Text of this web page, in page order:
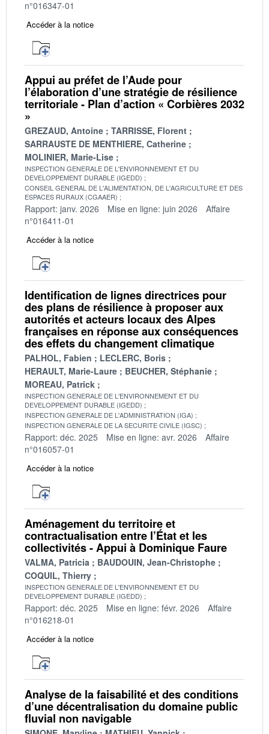
n°016347-01
Accéder à la notice
Appui au préfet de l’Aude pour
l’élaboration d’une stratégie de résilience
territoriale - Plan d’action « Corbières 2032
»
GREZAUD, Antoine
TARRISSE, Florent
SARRAUSTE DE MENTHIERE, Catherine
MOLINIER, Marie-Lise
INSPECTION GENERALE DE L'ENVIRONNEMENT ET DU
DEVELOPPEMENT DURABLE (IGEDD)
CONSEIL GENERAL DE L'ALIMENTATION, DE L'AGRICULTURE ET DES
ESPACES RURAUX (CGAAER)
Rapport: janv. 2026 Mise en ligne: juin 2026
Affaire
n°016411-01
Accéder à la notice
Identification de lignes directrices pour
des plans de résilience à proposer aux
autorités et acteurs locaux des Alpes
françaises en réponse aux conséquences
des effets du changement climatique
PALHOL, Fabien
LECLERC, Boris
HERAULT, Marie-Laure
BEUCHER, Stéphanie
MOREAU, Patrick
INSPECTION GENERALE DE L'ENVIRONNEMENT ET DU
DEVELOPPEMENT DURABLE (IGEDD)
INSPECTION GENERALE DE L'ADMINISTRATION (IGA)
INSPECTION GENERALE DE LA SECURITE CIVILE (IGSC)
Rapport: déc. 2025 Mise en ligne: avr. 2026
Affaire
n°016057-01
Accéder à la notice
Aménagement du territoire et
contractualisation entre l’État et les
collectivités - Appui à Dominique Faure
VALMA, Patricia
BAUDOUIN, Jean-Christophe
COQUIL, Thierry
INSPECTION GENERALE DE L'ENVIRONNEMENT ET DU
DEVELOPPEMENT DURABLE (IGEDD)
Rapport: déc. 2025 Mise en ligne: févr. 2026
Affaire
n°016218-01
Accéder à la notice
Analyse de la faisabilité et des conditions
d’une décentralisation du domaine public
fluvial non navigable